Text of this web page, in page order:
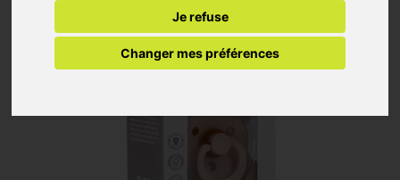
Je refuse
Changer mes préférences